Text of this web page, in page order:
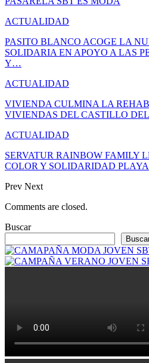
ACTUALIDAD
PASITO BLANCO ACOGE LA
SOLIDARIA EN APOYO A LAS
Y…
ACTUALIDAD
VIVIENDA CULMINA LA
VIVIENDAS DEL CASTILLO
ACTUALIDAD
SERVATUR RAINBOW FAMILY
COLOR Y SOLIDARIDAD
Prev Next
Comments are closed.
Buscar